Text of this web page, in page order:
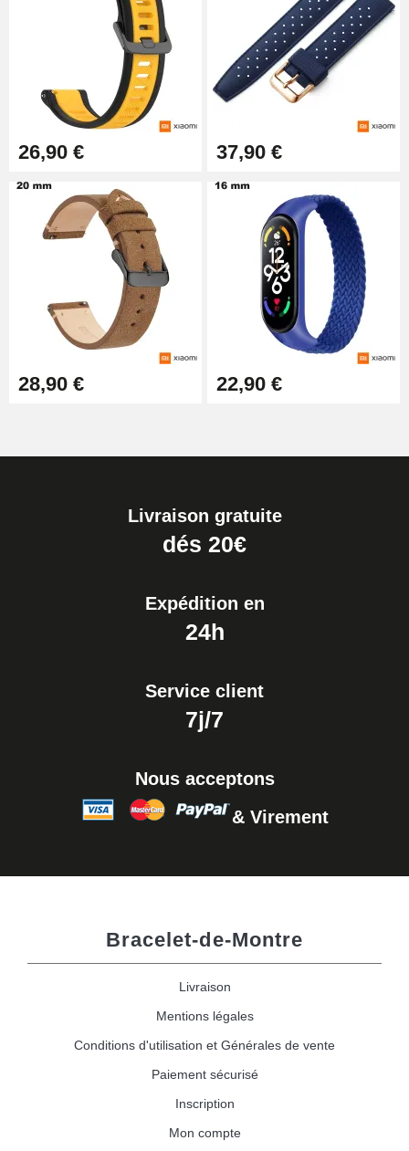
Extracteur de Bracelet de
Montre Facile
17,90 €
26,90 € 37,90 €
28,90 € 22,90 €
Livraison gratuite
dés 20€
Expédition en
24h
Service client
7j/7
Nous acceptons
& Virement
Bracelet-de-Montre
Livraison
Mentions légales
Conditions d'utilisation et Générales de vente
Paiement sécurisé
Inscription
Mon compte